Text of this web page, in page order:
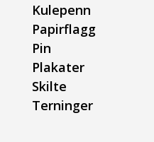
Kulepenn
Papirflagg
Pin
Plakater
Skilte
Terninger